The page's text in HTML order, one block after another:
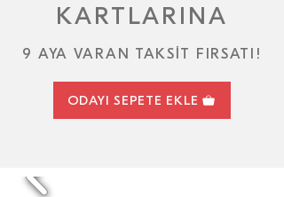
KARTLARINA
9 AYA VARAN TAKSİT FIRSATI!
ODAYI SEPETE EKLE